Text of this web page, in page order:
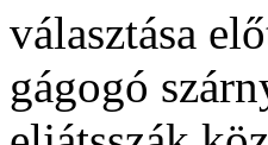
választása
gágogó